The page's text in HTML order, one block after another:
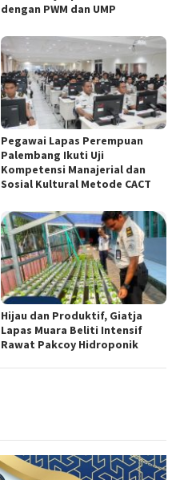
dengan PWM dan UMP
Pegawai Lapas Perempuan
Palembang Ikuti Uji
Kompetensi Manajerial dan
Sosial Kultural Metode CACT
Hijau dan Produktif, Giatja
Lapas Muara Beliti Intensif
Rawat Pakcoy Hidroponik